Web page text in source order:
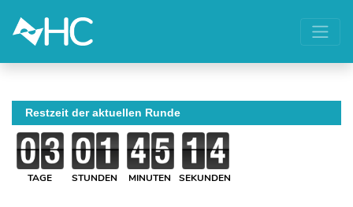
Restzeit der aktuellen Runde
TAGE STUNDEN MINUTEN SEKUNDEN